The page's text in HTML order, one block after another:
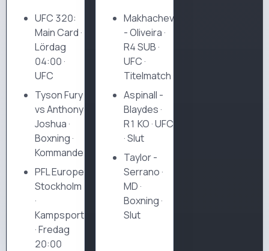
UFC 320:
Main Card ·
Lördag
04:00 ·
UFC
Tyson Fury
vs Anthony
Joshua ·
Boxning ·
Kommande
PFL Europe
Stockholm
·
Kampsport
· Fredag
20:00
Makhachev
-Oliveira ·
R4 SUB ·
UFC ·
Titelmatch
Aspinall -
Blaydes ·
R1 KO ·UFC
· Slut
Taylor-
Serrano ·
MD ·
Boxning ·
Slut